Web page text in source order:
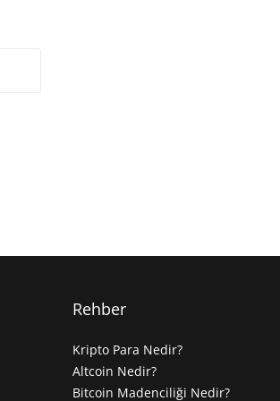
Rehber
Kripto Para Nedir?
Altcoin Nedir?
Bitcoin Madenciliği Nedir?